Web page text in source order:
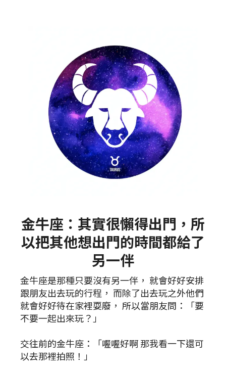
金牛座：其實很懶得出門，所
以把其他想出門的時間都給了
另一伴
金牛座是那種只要沒有另一伴， 就會好好安排
跟朋友出去玩的行程， 而除了出去玩之外他們
就會好好待在家裡耍廢， 所以當朋友問：「要
不要一起出來玩？」
交往前的金牛座：「喔喔好啊 那我看一下還可
以去那裡拍照！」